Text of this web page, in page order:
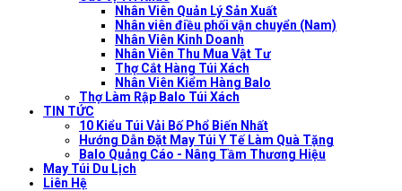
Nhân Viên Quản Lý Sản Xuất
Nhân viên điều phối vận chuyển (Nam)
Nhân Viên Kinh Doanh
Nhân Viên Thu Mua Vật Tư
Thợ Cắt Hàng Túi Xách
Nhân Viên Kiểm Hàng Balo
Thợ Làm Rập Balo Túi Xách
TIN TỨC
10 Kiểu Túi Vải Bố Phổ Biến Nhất
Hướng Dẫn Đặt May Túi Y Tế Làm Quà Tặng
Balo Quảng Cáo - Nâng Tầm Thương Hiệu
May Túi Du Lịch
Liên Hệ